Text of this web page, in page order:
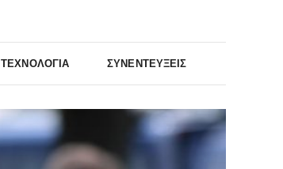
ΤΕΧΝΟΛΟΓΊΑ ΣΥΝΕΝΤΕΎΞΕΙΣ